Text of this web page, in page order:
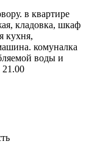
в квартире
кладовка, шкаф
кухня,
комуналка
воды и
21.00